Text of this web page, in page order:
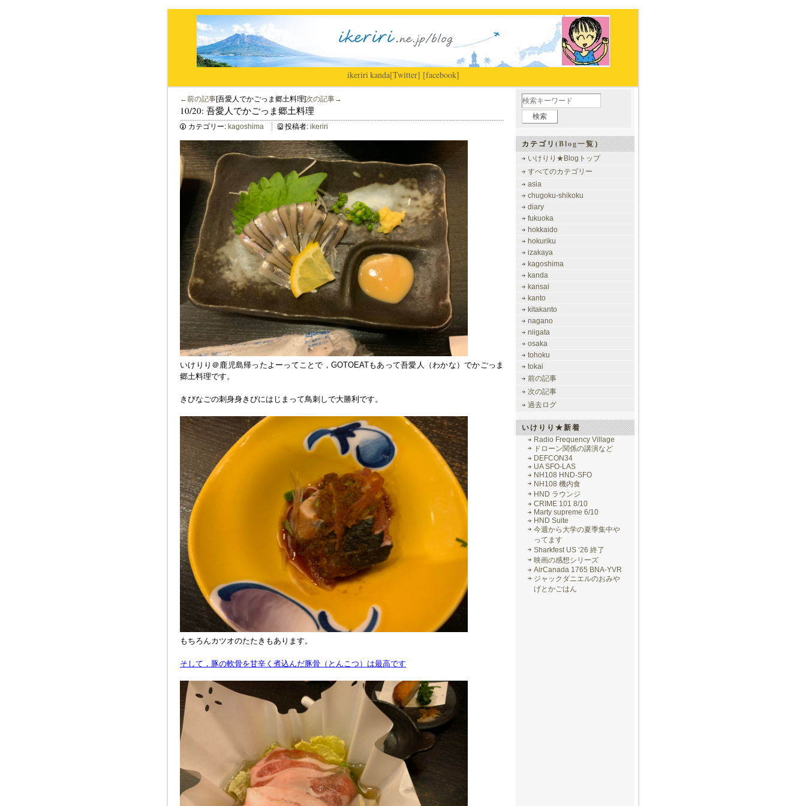
ikeriri|kanda[Twitter] [facebook]
←前の記事[吾愛人でかごっま郷土料理]次の記事→
10/20: 吾愛人でかごっま郷土料理
カテゴリー: kagoshima 投稿者: ikeriri
いけりり＠鹿児島帰ったよーってことで，GOTOEATもあって吾愛人（わかな）でかごっま
郷土料理です。
きびなごの刺身身きびにはじまって鳥刺しで大勝利です。
もちろんカツオのたたきもあります。
そして，豚の軟骨を甘辛く煮込んだ豚骨（とんこつ）は最高です
カテゴリ(Blog一覧）
いけりり★Blogトップ
すべてのカテゴリー
asia
chugoku-shikoku
diary
fukuoka
hokkaido
hokuriku
izakaya
kagoshima
kanda
kansai
kanto
kitakanto
nagano
niigata
osaka
tohoku
tokai
前の記事
次の記事
過去ログ
いけりり★新着
Radio Frequency Village
ドローン関係の講演など
DEFCON34
UA SFO-LAS
NH108 HND-SFO
NH108 機内食
HND ラウンジ
CRIME 101 8/10
Marty supreme 6/10
HND Suite
今週から大学の夏季集中や
ってます
Sharkfest US ‘26 終了
映画の感想シリーズ
AirCanada 1765 BNA-YVR
ジャックダニエルのおみや
げとかごはん